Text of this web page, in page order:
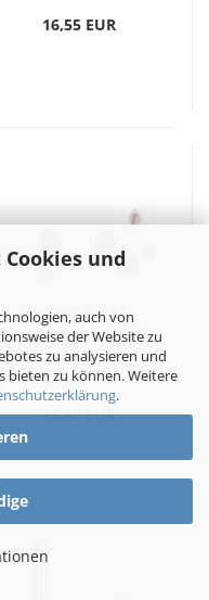
und
auch von
der Website zu
zu analysieren und
bieten zu können. Weitere
.
16,55 EUR
Weinert 32681 -
Brückenlager 1 (H0)
13,60 EUR